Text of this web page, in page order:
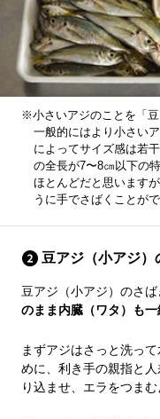
※小さいアジのことを「豆
一般的にはより小さい
によってサイズ感は若
の全長が7〜8㎝以下の
ほとんどだと思います
うに手でさばくことがで
豆アジ（小アジ）
豆アジ（小アジ）のさば
のまま内臓（ワタ）も一
まずアジはさっと洗っ
めに、利き手の親指と
り込ませ、エラをつまむ